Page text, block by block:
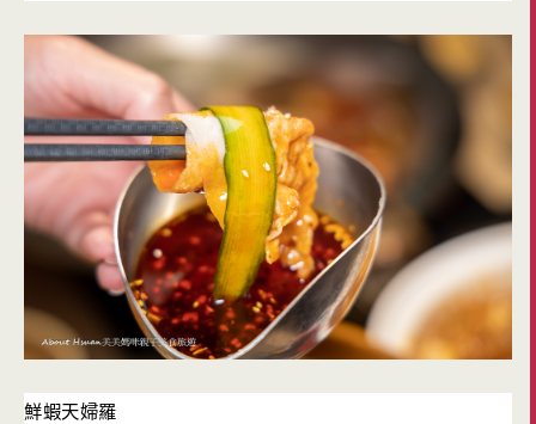
鮮蝦天婦羅